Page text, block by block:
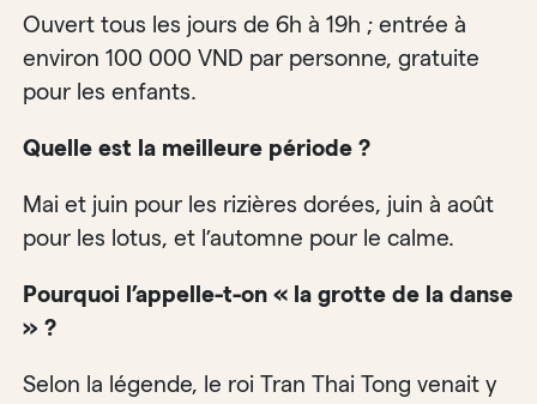
Ouvert tous les jours de 6h à 19h ; entrée à
environ 100 000 VND par personne, gratuite
pour les enfants.
Quelle est la meilleure période ?
Mai et juin pour les rizières dorées, juin à août
pour les lotus, et l’automne pour le calme.
Pourquoi l’appelle-t-on « la grotte de la danse
» ?
Selon la légende, le roi Tran Thai Tong venait y